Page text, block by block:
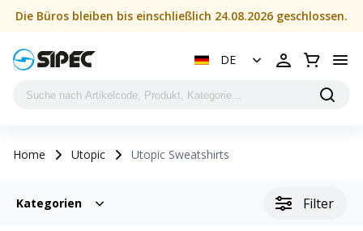
Die Büros bleiben bis einschließlich 24.08.2026 geschlossen.
DE
Home Utopic Utopic Sweatshirts
Kategorien Filter